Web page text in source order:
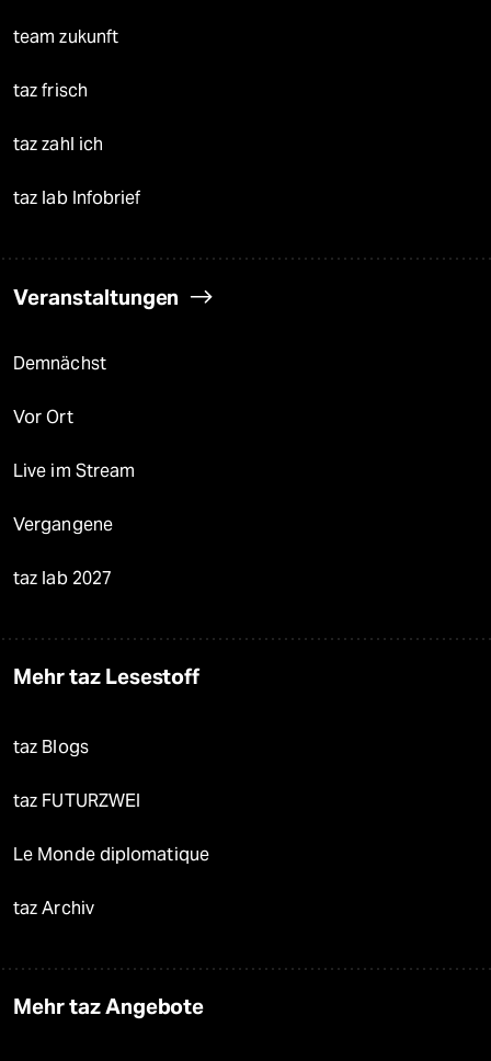
team zukunft
taz frisch
taz zahl ich
taz lab Infobrief
Veranstaltungen
Demnächst
Vor Ort
Live im Stream
Vergangene
taz lab 2027
Mehr taz Lesestoff
taz Blogs
taz FUTURZWEI
Le Monde diplomatique
taz Archiv
Mehr taz Angebote